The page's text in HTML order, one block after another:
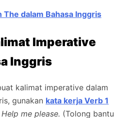
The dalam Bahasa Inggris
Imperative
Inggris
kalimat imperative dalam
gunakan kata kerja Verb 1
Help me please. (Tolong bantu